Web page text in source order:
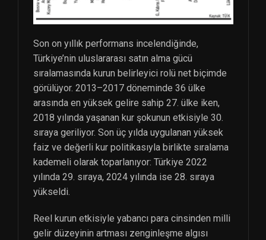
Son on yıllık performans incelendiğinde,
Türkiye’nin uluslararası satın alma gücü
sıralamasında kurun belirleyici rolü net biçimde
görülüyor. 2013–2017 döneminde 36 ülke
arasında en yüksek gelire sahip 27. ülke iken,
2018 yılında yaşanan kur şokunun etkisiyle 30.
sıraya geriliyor. Son üç yılda uygulanan yüksek
faiz ve değerli kur politikasıyla birlikte sıralama
kademeli olarak toparlanıyor: Türkiye 2022
yılında 29. sıraya, 2024 yılında ise 28. sıraya
yükseldi.
Reel kurun etkisiyle yabancı para cinsinden milli
gelir düzeyinin artması zenginleşme algısı